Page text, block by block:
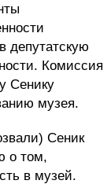
депутатскую
Комиссия
Сенику
музея.
Сеник
о том,
в музей.